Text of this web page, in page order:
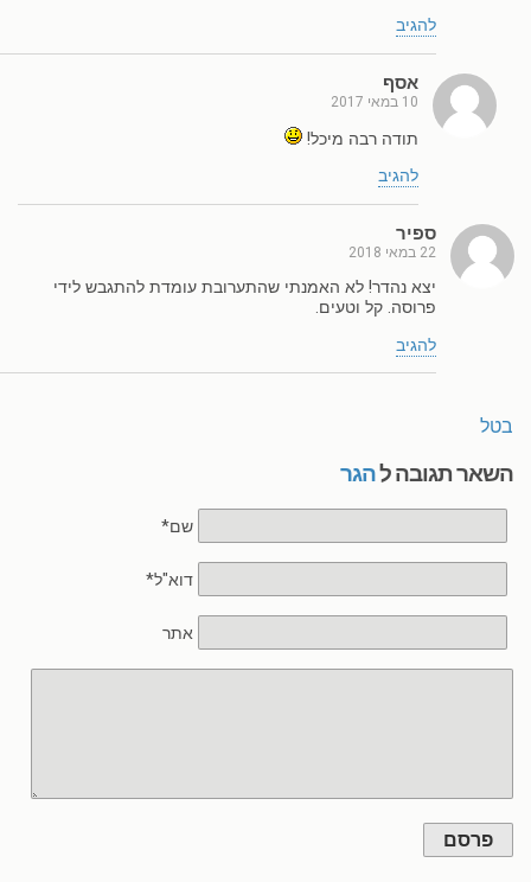
להגיב
אסף
10 במאי 2017
תודה רבה מיכל!
להגיב
ספיר
22 במאי 2018
יצא נהדר! לא האמנתי שהתערובת עומדת להתגבש לידי
פרוסה. קל וטעים.
להגיב
בטל
השאר תגובה להגר
שם*
דוא"ל*
אתר
פרסם